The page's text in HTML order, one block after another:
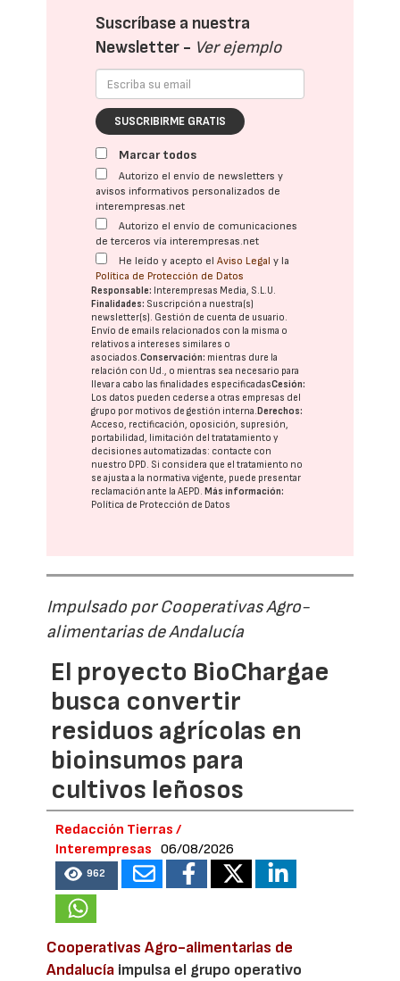
Suscríbase a nuestra
Newsletter - Ver ejemplo
SUSCRIBIRME GRATIS
Marcar todos
Autorizo el envío de newsletters y
avisos informativos personalizados de
interempresas.net
Autorizo el envío de comunicaciones
de terceros vía interempresas.net
He leído y acepto elAviso Legal y la
Política de Protección de Datos
Responsable: Interempresas Media, S.L.U.
Finalidades: Suscripción a nuestra(s)
newsletter(s). Gestión de cuenta de usuario.
Envío de emails relacionados con la misma o
relativos a intereses similares o
asociados.Conservación: mientras dure la
relación con Ud., o mientras sea necesario para
llevar a cabo las finalidades especificadasCesión:
Los datos pueden cederse a otras empresas del
grupo por motivos de gestión interna. Derechos:
Acceso, rectificación, oposición, supresión,
portabilidad, limitación del tratatamiento y
decisiones automatizadas: contacte con
nuestro DPD. Si considera que el tratamiento no
se ajusta a la normativa vigente, puede presentar
reclamación ante laAEPD. Más información:
Política de Protección de Datos
Impulsado por Cooperativas Agro-
alimentarias de Andalucía
El proyecto BioChargae
busca convertir
residuos agrícolas en
bioinsumos para
cultivos leñosos
Redacción Tierras /
Interempresas
06/08/2026
962
Cooperativas Agro-alimentarias de
Andalucía impulsa el grupo operativo